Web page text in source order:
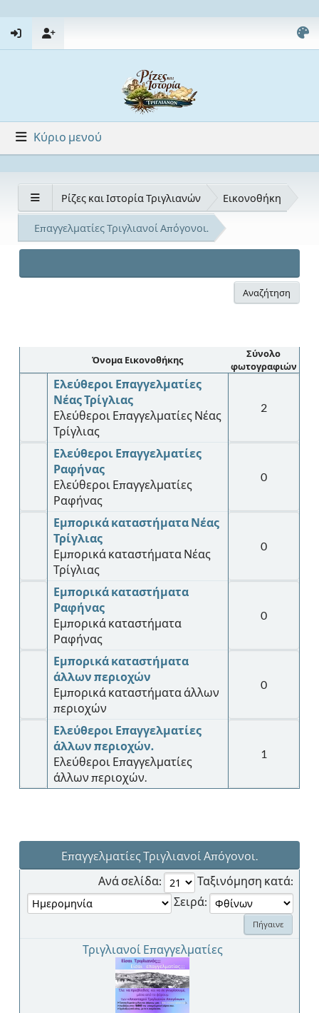
Κύριο μενού
Ρίζες και Ιστορία Τριγλιανών Εικονοθήκη
Επαγγελματίες Τριγλιανοί Απόγονοι.
Αναζήτηση
Όνομα Εικονοθήκης
Σύνολο
φωτογραφιών
Ελεύθεροι Επαγγελματίες
Νέας Τρίγλιας
Ελεύθεροι Επαγγελματίες Νέας
Τρίγλιας
2
Ελεύθεροι Επαγγελματίες
Ραφήνας
Ελεύθεροι Επαγγελματίες
Ραφήνας
0
Εμπορικά καταστήματα Νέας
Τρίγλιας
Εμπορικά καταστήματα Νέας
Τρίγλιας
0
Εμπορικά καταστήματα
Ραφήνας
Εμπορικά καταστήματα
Ραφήνας
0
Εμπορικά καταστήματα
άλλων περιοχών
Εμπορικά καταστήματα άλλων
περιοχών
0
Ελεύθεροι Επαγγελματίες
άλλων περιοχών.
Ελεύθεροι Επαγγελματίες
άλλων περιοχών.
1
Επαγγελματίες Τριγλιανοί Απόγονοι.
Ανά σελίδα:
Ταξινόμηση κατά:
Σειρά:
Τριγλιανοί Επαγγελματίες